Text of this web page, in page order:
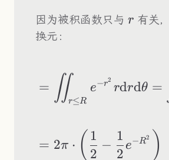
因为被积函数只与 r
r 有关
换元：
= ∬r≤R
e−r2
rdrdθ =
= 2π ⋅ ( 2
1
−
2
1
e−R2 )